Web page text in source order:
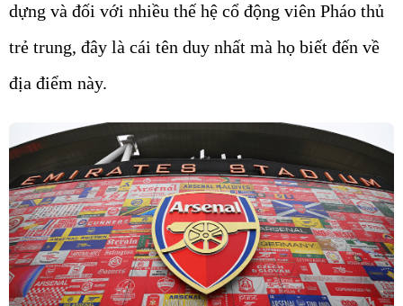
dựng và đối với nhiều thế hệ cổ động viên Pháo thủ
trẻ trung, đây là cái tên duy nhất mà họ biết đến về
địa điểm này.